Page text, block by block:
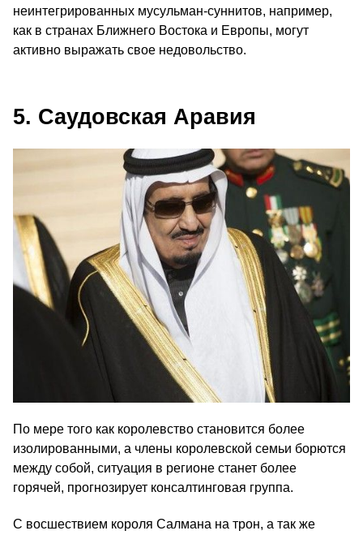
неинтегрированных мусульман-суннитов, например,
как в странах Ближнего Востока и Европы, могут
активно выражать свое недовольство.
5. Саудовская Аравия
По мере того как королевство становится более
изолированными, а члены королевской семьи борются
между собой, ситуация в регионе станет более
горячей, прогнозирует консалтинговая группа.
С восшествием короля Салмана на трон, а так же